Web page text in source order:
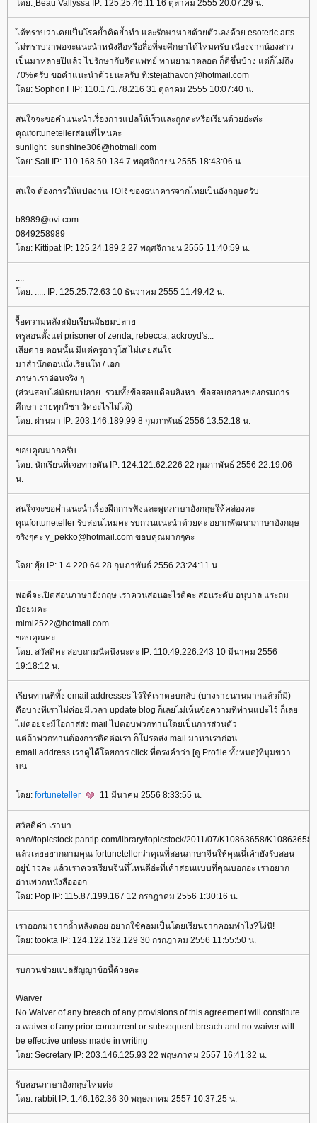
ดย: ฺBeau Vallyssa IP: 125.25.46.11 16 ตุลาคม 2555 20:07:29 น.
ได้ทราบว่าเคยเป็นโรคย้ำคิดย้ำทำ และรักษาหายด้วยตัวเองด้วย esoteric arts
ไม่ทราบว่าพอจะแนะนำหนังสือหรือสื่อที่จะศีกษาได้ไหมครับ เนื่องจากน้องสาว
เป็นมาหลายปีแล้ว ไปรักษากับจิตแพทย์ ทานยามาตลอด ก็ดีขึ้นบ้าง แต่ก็ไม่ถึง
70%ครับ ขอคำแนะนำด้วยนะครับ ที่:stejathavon@hotmail.com
ดย: SophonT IP: 110.171.78.216 31 ตุลาคม 2555 10:07:40 น.
สนใจจะขอคำแนะนำเรื่องการแปลให้เร็วและถูกค่ะหรือเรียนด้วยอ่ะค่ะ
คุณfortunetellerสอนที่ไหนคะ
sunlight_sunshine306@hotmail.com
ดย: Saii IP: 110.168.50.134 7 พฤศจิกายน 2555 18:43:06 น.
สนใจ ต้องการให้แปลงาน TOR ของธนาคารจากไทยเป็นอังกฤษครับ
b8989@ovi.com
0849258989
ดย: Kittipat IP: 125.24.189.2 27 พฤศจิกายน 2555 11:40:59 น.
....
ดย: ..... IP: 125.25.72.63 10 ธันวาคม 2555 11:49:42 น.
รื้อความหลังสมัยเรียนมัธยมปลา
ครูสอนตั้งแต่ prisoner of zenda, rebecca, ackroyd's...
เสียดาย ตอนนั้น มีแต่ครูอาวุโส ไม่เคยสนใจ
มาสำนึกตอนนั่งเรียนโท / เอก
ภาษาเราอ่อนจริง ๆ
(ส่วนสอบไล่มัธยมปลาย -รวมทั้งข้อสอบเดือนสิงหา- ข้อสอบกลางของกรมการ
ศึกษา ง่ายทุกวิชา วัดอะไรไม่ได้)
ดย: ผ่านมา IP: 203.146.189.99 8 กุมภาพันธ์ 2556 13:52:18 น.
ขอบคุณมากครับ
ดย: นักเรียนที่เจอทางตัน IP: 124.121.62.226 22 กุมภาพันธ์ 2556 22:19:06
น.
สนใจจะขอคำแนะนำเรื่องฝึกการฟังและพูดภาษาอังกฤษให้คล่องคะ
คุณfortuneteller รับสอนไหมคะ รบกวนแนะนำด้วยคะ อยากพัฒนาภาษาอังกฤษ
จริงๆคะ y_pekko@hotmail.com ขอบคุณมากๆคะ
ดย: ยุ้ย IP: 1.4.220.64 28 กุมภาพันธ์ 2556 23:24:11 น.
พอดีจะเปิดสอนภาษาอังกฤษ เราควนสอนอะไรดีคะ สอนระดับ อนุบาล แระถม
มัธยมคะ
mimi2522@hotmail.com
ขอบคุณคะ
ดย: สวัสดีคะ สอบถามนืดนึงนะคะ IP: 110.49.226.243 10 มีนาคม 2556
19:18:12 น.
เรียนท่านที่ทิ้ง email addresses ไว้ให้เราตอบกลับ (บางรายนานมากแล้วก็มี)
คือบางทีเราไม่ค่อยมีเวลา update blog ก็เลยไม่เห็นข้อความที่ท่านแปะไว้ ก็เล
ไม่ค่อยจะมีโอกาสส่ง mail ไปตอบพวกท่านโดยเป็นการส่วนตัว
ต่ถ้าพวกท่านต้องการติดต่อเรา ก็โปรดส่ง mail มาหาเราก่อน
email address เราดูได้โดยการ click ที่ตรงคำว่า [ดู Profile ทั้งหมด]ที่มุมขวา
บน
ดย: fortuneteller 11 มีนาคม 2556 8:33:55 น.
สวัสดีค่า เรามา
จาก//topicstock.pantip.com/library/topicstock/2011/07/K10863658/
ล้วเลยอยากถามคุณ fortunetellerว่าคุณที่สอนภาษาจีนให้คุณนี่เค้ายังรับสอน
อยู่ป่าวคะ แล้วเราควรเรียนจีนที่ไหนดีอ่ะที่เค้าสอนแบบที่คุณบอกอ่ะ เราอยาก
อ่านพวกหนังสือออก
ดย: Pop IP: 115.87.199.167 12 กรกฎาคม 2556 1:30:16 น.
เราออกมาจากถ้ำหลังดอย อยากใช้คอมเป็นโดยเรียนจากคอมทำไง?โง่นิ!
ดย: tookta IP: 124.122.132.129 30 กรกฎาคม 2556 11:55:50 น.
รบกวนช่วยแปลสัญญาข้อนี้ด้วยคะ
Waiver
No Waiver of any breach of any provisions of this agreement will constitute
a waiver of any prior concurrent or subsequent breach and no waiver will
be effective unless made in writing
ดย: Secretary IP: 203.146.125.93 22 พฤษภาคม 2557 16:41:32 น.
รับสอนภาษาอังกฤษไหมค่ะ
ดย: rabbit IP: 1.46.162.36 30 พฤษภาคม 2557 10:37:25 น.